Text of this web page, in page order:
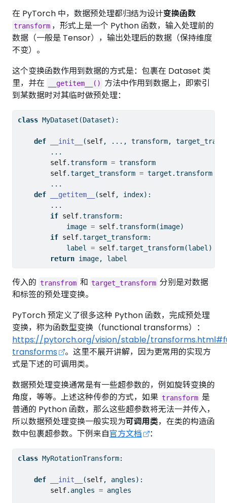
在 PyTorch 中，数据预处理都归结为设计变换函数
transform ，形式上是一个 Python 函数，输入处理前的
数据（一般是 Tensor），输出处理后的数据（保持维度
不变）。
这个变换函数作用到数据的方式是：包裹在 Dataset 类
里，并在
__getitem__()
方法中作用到数据上，即索引
到某数据时对其临时做预处理：
class MyDataset(Dataset):
def __init__ (self, ..., transform,
        ...
self.transform = transform
self.target_transform = target.transform
        ...
def
__getitem__ (self, index):
        ...
if self.transform:
            image
= self.transform(image)
if self.target_transform:
            label
= self.target_transform(label)
return image, label
传入的 transfrom 和 target_transform 分别是对数据
和标签的预处理变换。
PyTorch 预定义了很多这种 Python 函数，完成预处理
变换，称为函数型变换（functional transforms）：
https://pytorch.org/vision/stable/
transforms
。这里不展开讲解，因为更常用的实现方
式是下述的可调用类。
数据预处理变换通常是有一些超参数的，例如旋转变换的
角度，等等。上述这种传参的方式，如果 transform 是
普通的 Python 函数，那么这些超参数将无法一并传入，
所以数据预处理变换一般实现为可调用类，在类的构造函
数中包裹超参数。下例来自官方文档 ：
class MyRotationTransform:
def __init__ (self, angles):
self.angles = angles